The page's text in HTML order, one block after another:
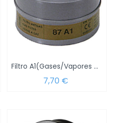
Filtro A1(Gases/Vapores Orgánicos)
7,70 €